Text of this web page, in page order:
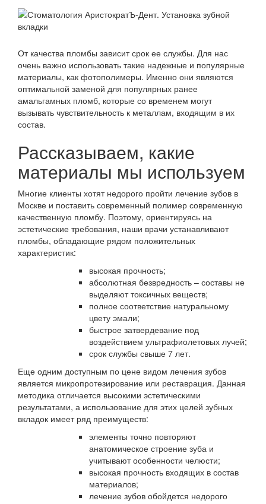
От качества пломбы зависит срок ее службы. Для нас
очень важно использовать такие надежные и популярные
материалы, как фотополимеры. Именно они являются
оптимальной заменой для популярных ранее
амальгамных пломб, которые со временем могут
вызывать чувствительность к металлам, входящим в их
состав.
Рассказываем, какие
материалы мы используем
Многие клиенты хотят недорого пройти лечение зубов в
Москве и поставить современный полимер современную
качественную пломбу. Поэтому, ориентируясь на
эстетические требования, наши врачи устанавливают
пломбы, обладающие рядом положительных
характеристик:
высокая прочность;
абсолютная безвредность – составы не
выделяют токсичных веществ;
полное соответствие натуральному
цвету эмали;
быстрое затвердевание под
воздействием ультрафиолетовых лучей;
срок службы свыше 7 лет.
Еще одним доступным по цене видом лечения зубов
является микропротезирование или реставрация. Данная
методика отличается высокими эстетическими
результатами, а использование для этих целей зубных
вкладок имеет ряд преимуществ:
элементы точно повторяют
анатомическое строение зуба и
учитывают особенности челюсти;
высокая прочность входящих в состав
материалов;
лечение зубов обойдется недорого